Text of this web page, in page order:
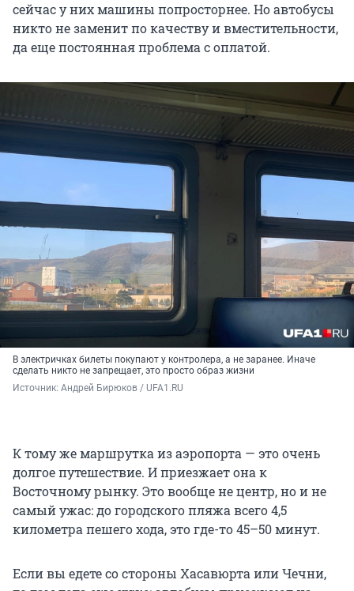
сейчас у них машины попросторнее. Но автобусы
никто не заменит по качеству и вместительности,
да еще постоянная проблема с оплатой.
В электричках билеты покупают у контролера, а не заранее. Иначе
сделать никто не запрещает, это просто образ жизни
Источник: Андрей Бирюков / UFA1.RU
К тому же маршрутка из аэропорта — это очень
долгое путешествие. И приезжает она к
Восточному рынку. Это вообще не центр, но и не
самый ужас: до городского пляжа всего 4,5
километра пешего хода, это где-то 45–50 минут.
Если вы едете со стороны Хасавюрта или Чечни,